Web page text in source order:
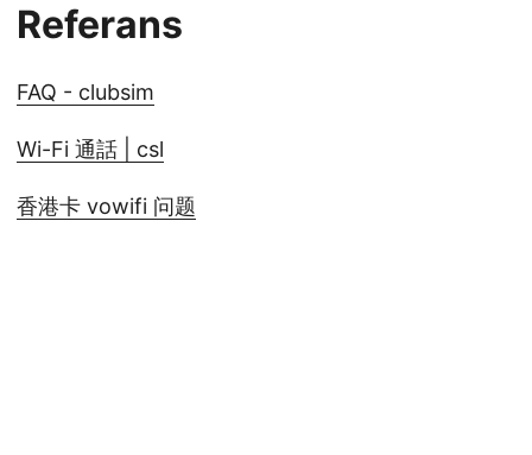
Referans
FAQ - clubsim
Wi-Fi 通話 | csl
香港卡 vowifi 问题